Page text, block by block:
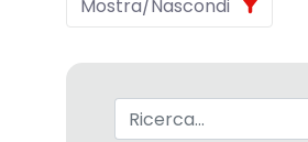
Mostra/Nascondi
Barra di ricerca